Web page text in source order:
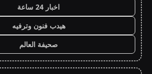
اخبار 24 ساعة
هيدب فنون وترفيه
صحيفة العالم